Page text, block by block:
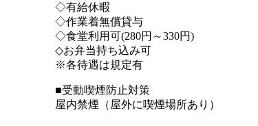
◇有給休暇
◇作業着無償貸与
◇食堂利用可(280円～330円)
◇お弁当持ち込み可
※各待遇は規定有
■受動喫煙防止対策
屋内禁煙（屋外に喫煙場所あり）